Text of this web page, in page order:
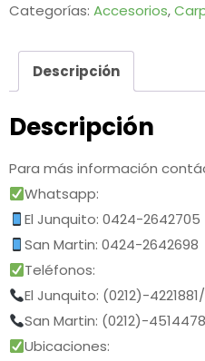
Categorías: Accesorios,
Descripción
Descripción
Para más información
Whatsapp:
El Junquito: 0424-2642705
San Martin: 0424-2642698
Teléfonos:
El Junquito: (0212)-
San Martin: (0212)-
Ubicaciones: